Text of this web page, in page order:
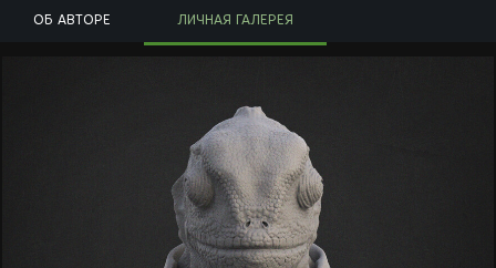
ОБ АВТОРЕ ЛИЧНАЯ ГАЛЕРЕЯ